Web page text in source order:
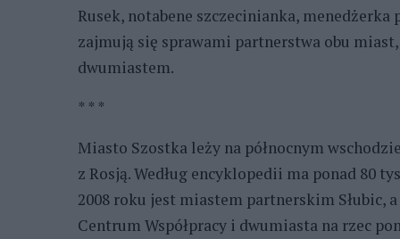
Rusek, notabene szczecinianka,
zajmują się sprawami partnerstwa obu
dwumiastem.
* * *
Miasto Szostka leży na północnym
z Rosją. Według encyklopedii ma ponad 80
2008 roku jest miastem partnerskim
Centrum Współpracy i dwumiasta na rzec